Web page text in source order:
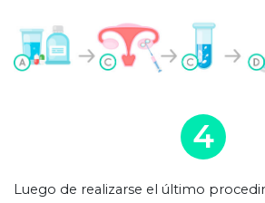
4
Luego de realizarse el último